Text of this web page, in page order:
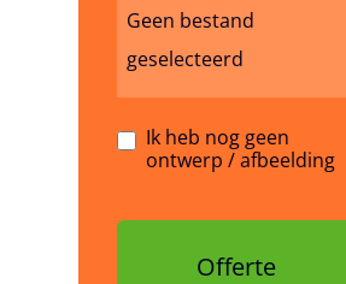
Geen bestand
geselecteerd
Ik heb nog geen
ontwerp / afbeelding
Offerte